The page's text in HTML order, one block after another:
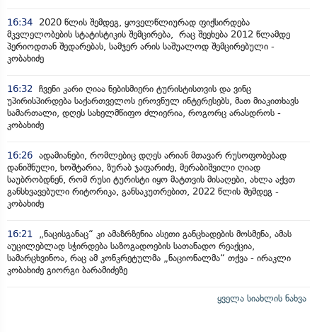
16:34
2020 წლის შემდეგ, ყოველწლიურად ფიქსირდება
მკვლელობების სტატისტიკის შემცირება, რაც შეეხება 2012 წლამდე
პერიოდთან შედარებას, სამჯერ არის საშუალოდ შემცირებული -
კობახიძე
16:32
ჩვენი კარი ღიაა ნებისმიერი ტურისტისთვის და ვინც
უპირისპირდება საქართველოს ეროვნულ ინტერესებს, მათ მიაკითხავს
სამართალი, დღეს სახელმწიფო ძლიერია, როგორც არასდროს -
კობახიძე
16:26 ადამიანები, რომლებიც დღეს არიან მთავარ რუსოფობებად
დანიშნული, ხოშტარია, ზურაბ ჯაფარიძე, მერაბიშვილი ღიად
საუბრობდნენ, რომ რუსი ტურისტი იყო მატთვის მისაღები, ახლა აქვთ
განსხვავებული რიტორიკა, განსაკუთრებით, 2022 წლის შემდეგ -
კობახიძე
16:21
„ნაცისგანაც“ კი ამაზრზენია ასეთი განცხადების მოსმენა, ამას
აუცილებლად სჭირდება საზოგადოების სათანადო რეაქცია,
სამარცხვინოა, რაც ამ კონკრეტულმა „ნაციონალმა“ თქვა - ირაკლი
კობახიძე გიორგი ბარამიძეზე
ყველა სიახლის ნახვა